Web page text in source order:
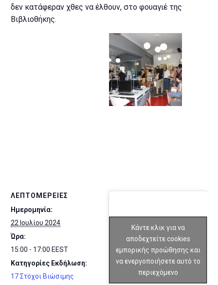
δεν κατάφεραν χθες να έλθουν, στο φουαγιέ της
Βιβλιοθήκης.
ΛΕΠΤΟΜΈΡΕΙΕΣ
Ημερομηνία:
22 Ιουλίου 2024
Ώρα:
15:00 - 17:00 EEST
Κατηγορίες Εκδήλωση:
17 Στόχοι Βιώσιμης
Κάντε κλικ για να
αποδεχτείτε cookies
εμπορικής προώθησης και
να ενεργοποιήσετε αυτό το
περιεχόμενο